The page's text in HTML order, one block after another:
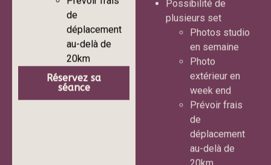
de
déplacement
au-delà de
20km
Réservez sa
séance
plusieurs set
Photos studio
en semaine
Photo
extérieur en
week end
Prévoir frais
de
déplacement
au-delà de
20km